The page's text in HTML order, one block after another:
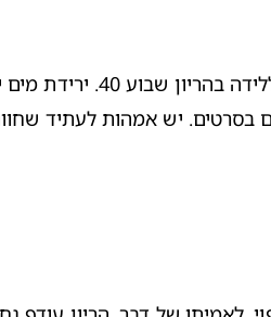
בהריון שבוע 40. ירידת מים